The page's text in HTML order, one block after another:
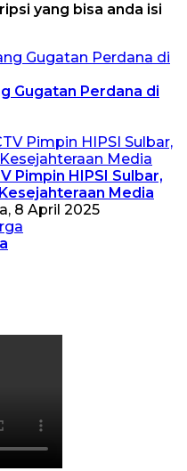
yang bisa anda isi
Gugatan Perdana di
Pimpin HIPSI Sulbar,
Media
8 April 2025